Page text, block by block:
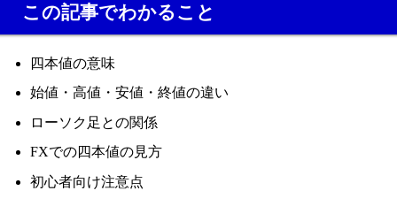
この記事でわかること
四本値の意味
始値・高値・安値・終値の違い
ローソク足との関係
FXでの四本値の見方
初心者向け注意点